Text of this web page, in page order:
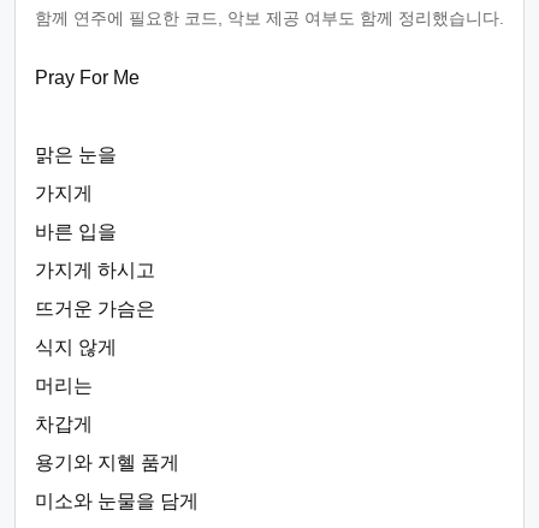
함께 연주에 필요한 코드, 악보 제공 여부도 함께 정리했습니다.
Pray For Me
맑은 눈을
가지게
바른 입을
가지게 하시고
뜨거운 가슴은
식지 않게
머리는
차갑게
용기와 지혤 품게
미소와 눈물을 담게